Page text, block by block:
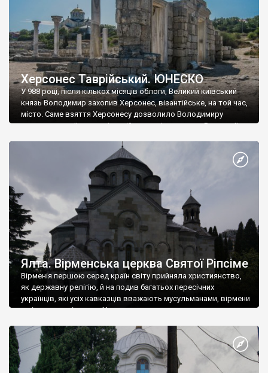
Херсонес Таврійський. ЮНЕСКО
У 988 році, після кількох місяців облоги, Великий київський
князь Володимир захопив Херсонес, візантійське, на той час,
місто. Саме взяття Херсонесу дозволило Володимиру
диктувати свої умови візантійському імператору Василю ІІ, та
Херсонесі Володимир-язичник, став Василем-християнином.
А потім було Хрещення Русі. На честь Херсонесу Таврійського
Ялта. Вірменська церква Святої Ріпсіме
Вірменія першою серед країн світу прийняла християнство,
як державну релігію, й на подив багатьох пересічних
українців, які усіх кавказців вважають мусульманами, вірмени
є відданими вірянами Христа